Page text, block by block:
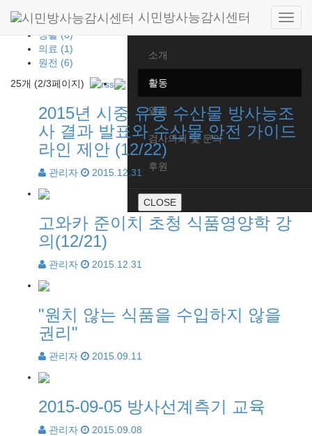
Home
소개
활동
알림
검사의뢰 및 문의
후원
CLOSE
시민방사능감시센터
Side
식품 (12)
생활 (6)
의료 (1)
원전 (6)
25개 (2/3페이지)
2015년 시중 유통 수산물 방사능조
사 결과 발표와 수산물 안전 가이드
라인 제안 (12/22)
관리자 2015.12.31
고와카 준이치 초청 식품영양학 강
의(12/21)
관리자 2015.12.31
"원치 않는 식품을 수입하지 않을
권리"
관리자 2015.09.11
2015-09-05 방사선계측기 교육
관리자 2015.09.08